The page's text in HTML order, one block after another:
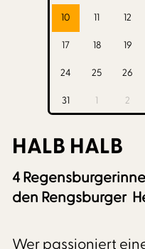
10 11 12
17 18 19
24 25 26
31 1 2
HALB HALB
4
den Rengsburger
Wer passioniert